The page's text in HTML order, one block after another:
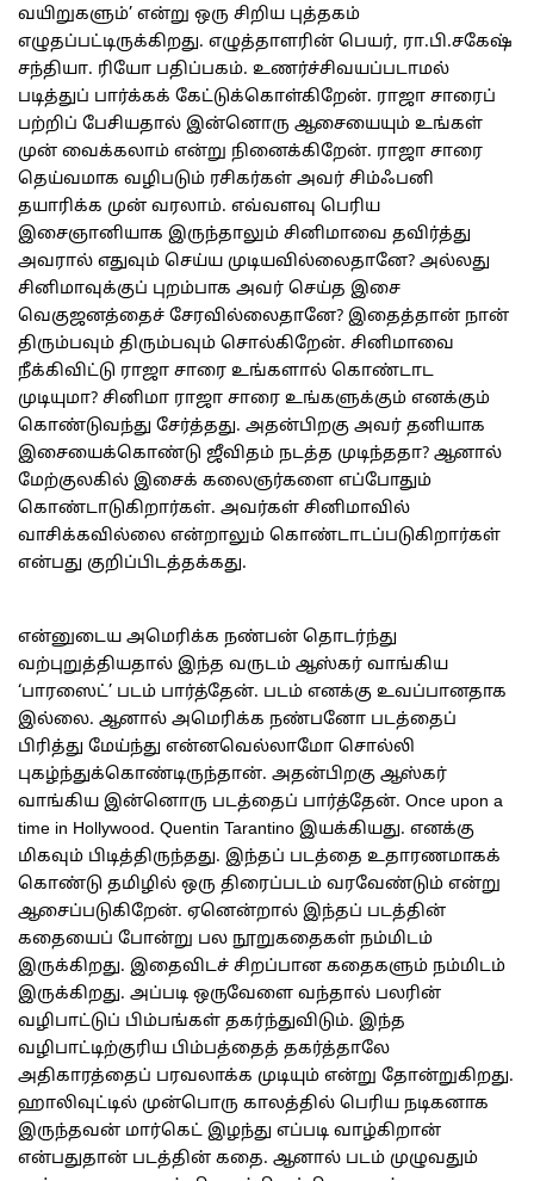
வயிறுகளும்’ என்று ஒரு சிறிய புத்தகம்
எழுதப்பட்டிருக்கிறது. எழுத்தாளரின் பெயர், ரா.பி.சகேஷ்
சந்தியா. ரியோ பதிப்பகம். உணர்ச்சிவயப்படாமல்
படித்துப் பார்க்கக் கேட்டுக்கொள்கிறேன். ராஜா சாரைப்
பற்றிப் பேசியதால் இன்னொரு ஆசையையும் உங்கள்
முன் வைக்கலாம் என்று நினைக்கிறேன். ராஜா சாரை
தெய்வமாக வழிபடும் ரசிகர்கள் அவர் சிம்ஃபனி
தயாரிக்க முன் வரலாம். எவ்வளவு பெரிய
இசைஞானியாக இருந்தாலும் சினிமாவை தவிர்த்து
அவரால் எதுவும் செய்ய முடியவில்லைதானே? அல்லது
சினிமாவுக்குப் புறம்பாக அவர் செய்த இசை
வெகுஜனத்தைச் சேரவில்லைதானே? இதைத்தான் நான்
திரும்பவும் திரும்பவும் சொல்கிறேன். சினிமாவை
நீக்கிவிட்டு ராஜா சாரை உங்களால் கொண்டாட
முடியுமா? சினிமா ராஜா சாரை உங்களுக்கும் எனக்கும்
கொண்டுவந்து சேர்த்தது. அதன்பிறகு அவர் தனியாக
இசையைக்கொண்டு ஜீவிதம் நடத்த முடிந்ததா? ஆனால்
மேற்குலகில் இசைக் கலைஞர்களை எப்போதும்
கொண்டாடுகிறார்கள். அவர்கள் சினிமாவில்
வாசிக்கவில்லை என்றாலும் கொண்டாடப்படுகிறார்கள்
என்பது குறிப்பிடத்தக்கது.
என்னுடைய அமெரிக்க நண்பன் தொடர்ந்து
வற்புறுத்தியதால் இந்த வருடம் ஆஸ்கர் வாங்கிய
‘பாரஸைட்’ படம் பார்த்தேன். படம் எனக்கு உவப்பானதாக
இல்லை. ஆனால் அமெரிக்க நண்பனோ படத்தைப்
பிரித்து மேய்ந்து என்னவெல்லாமோ சொல்லி
புகழ்ந்துக்கொண்டிருந்தான். அதன்பிறகு ஆஸ்கர்
வாங்கிய இன்னொரு படத்தைப் பார்த்தேன். Once upon a
time in Hollywood. Quentin Tarantino இயக்கியது. எனக்கு
மிகவும் பிடித்திருந்தது. இந்தப் படத்தை உதாரணமாகக்
கொண்டு தமிழில் ஒரு திரைப்படம் வரவேண்டும் என்று
ஆசைப்படுகிறேன். ஏனென்றால் இந்தப் படத்தின்
கதையைப் போன்று பல நூறுகதைகள் நம்மிடம்
இருக்கிறது. இதைவிடச் சிறப்பான கதைகளும் நம்மிடம்
இருக்கிறது. அப்படி ஒருவேளை வந்தால் பலரின்
வழிபாட்டுப் பிம்பங்கள் தகர்ந்துவிடும். இந்த
வழிபாட்டிற்குரிய பிம்பத்தைத் தகர்த்தாலே
அதிகாரத்தைப் பரவலாக்க முடியும் என்று தோன்றுகிறது.
ஹாலிவுட்டில் முன்பொரு காலத்தில் பெரிய நடிகனாக
இருந்தவன் மார்கெட் இழந்து எப்படி வாழ்கிறான்
என்பதுதான் படத்தின் கதை. ஆனால் படம் முழுவதும்